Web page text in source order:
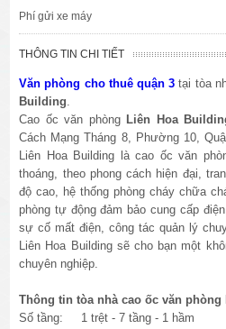
Phí gửi xe máy
THÔNG TIN CHI TIẾT
Văn phòng cho thuê quận 3tại tòa
Building
Cao ốc văn phòng Liên Hoa
Cách Mạng Tháng 8, Phường 10,
Liên Hoa Building là cao ốc văn
thoáng, theo phong cách hiện đại,
độ cao, hệ thống phòng cháy chữa
phòng tự động đảm bảo cung cấp
sự cố mất điện, công tác quản lý
Liên Hoa Building sẽ cho bạn một
chuyên nghiệp.
Thông tin tòa nhà cao ốc văn
Số tầng: 1 trệt - 7 tầng - 1 hầm